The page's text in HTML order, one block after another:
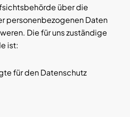
über die
personenbezogenen Daten
Die für uns zuständige
ist:
für den Datenschutz